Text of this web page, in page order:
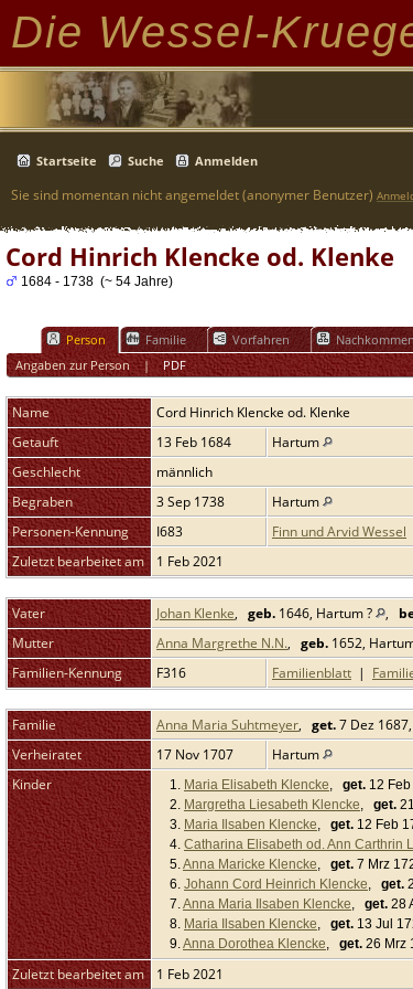
Die Wessel-
Startseite Suche Anmelden
Sie sind momentan nicht angemeldet (anonymer Benutzer)
Cord Hinrich Klencke od. Klenke
1684 - 1738 (~ 54 Jahre)
Person Familie Vorfahren
Angaben zur Person|PDF
Name Cord Hinrich Klencke od. Klenke
Getauft
13 Feb 1684
Hartum
Geschlecht
männlich
Begraben
3 Sep 1738
Hartum
Personen-Kennung
I683
Finn und Arvid Wessel
Zuletzt bearbeitet am
1 Feb 2021
Vater Johan Klenke, geb. 1646, Hartum ? ,
Mutter
Anna Margrethe N.N., geb. 1652,
Familien-Kennung
F316 Familienblatt |
Familie Anna Maria Suhtmeyer, get.7 Dez
Verheiratet
17 Nov 1707
Hartum
Kinder
1. Maria Elisabeth Klencke, get. 12
2. Margretha Liesabeth Klencke, get.
3. Maria Ilsaben Klencke, get. 12 Feb
4. Catharina Elisabeth od. Ann Carthrin
5.Anna Maricke Klencke, get. 7 Mrz
6. Johann Cord Heinrich Klencke, get.
7.Anna Maria Ilsaben Klencke, get. 28
8. Maria Ilsaben Klencke, get. 13 Jul
9.Anna Dorothea Klencke, get. 26 Mrz
Zuletzt bearbeitet am 1 Feb 2021